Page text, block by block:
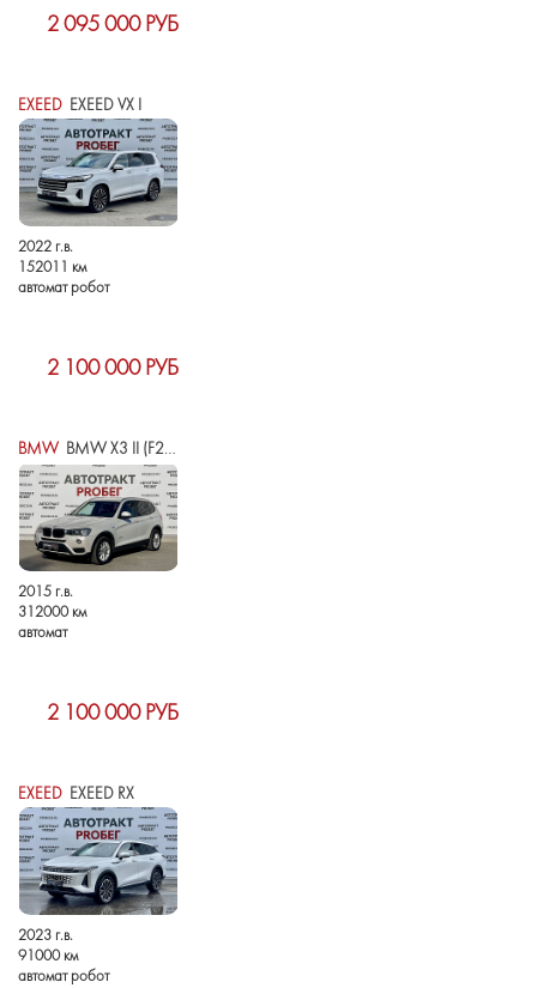
2 095 000 РУБ
EXEED EXEED VX I
2022 г.в.
152011 км
автомат робот
2 100 000 РУБ
BMW BMW X3 II (F25) РЕСТАЙЛИНГ
2015 г.в.
312000 км
автомат
2 100 000 РУБ
EXEED EXEED RX
2023 г.в.
91000 км
автомат робот